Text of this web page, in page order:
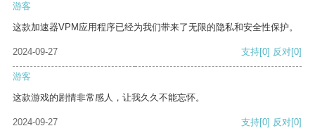
游客
这款加速器VPM应用程序已经为我们带来了无限的隐私和安全性保护。
2024-09-27 支持[0] 反对[0]
游客
这款游戏的剧情非常感人，让我久久不能忘怀。
2024-09-27 支持[0] 反对[0]